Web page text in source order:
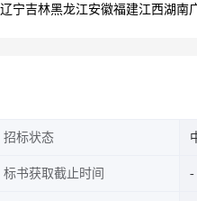
辽宁吉林黑龙江安徽福建江西湖南
招标状态
标书获取截止时间